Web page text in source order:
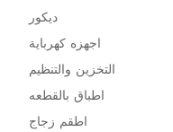
ديكور
اجهزه كهرباية
التخزين والتنظيم
اطباق بالقطعه
اطقم زجاج